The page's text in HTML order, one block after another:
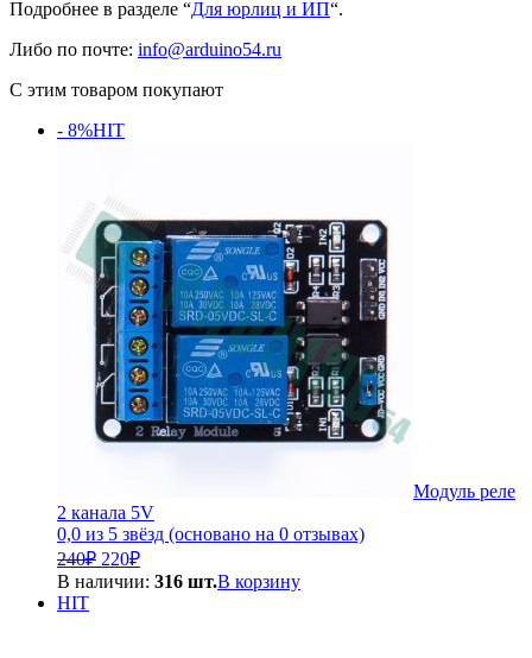
Подробнее в разделе “Для юрлиц и ИП“.
Либо по почте: info@arduino54.ru
С этим товаром покупают
- 8%HIT
Модуль реле
2 канала 5V
0,0 из 5 звёзд (основано на 0 отзывах)
240₽ Первоначальная
цена
220₽Текущая
цена:
В наличии: 316 шт.В корзину
HIT